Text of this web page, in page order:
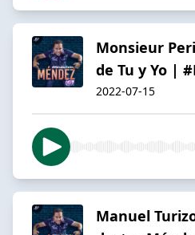
Monsieur
de Tu y Yo |
2022-07-15
Manuel